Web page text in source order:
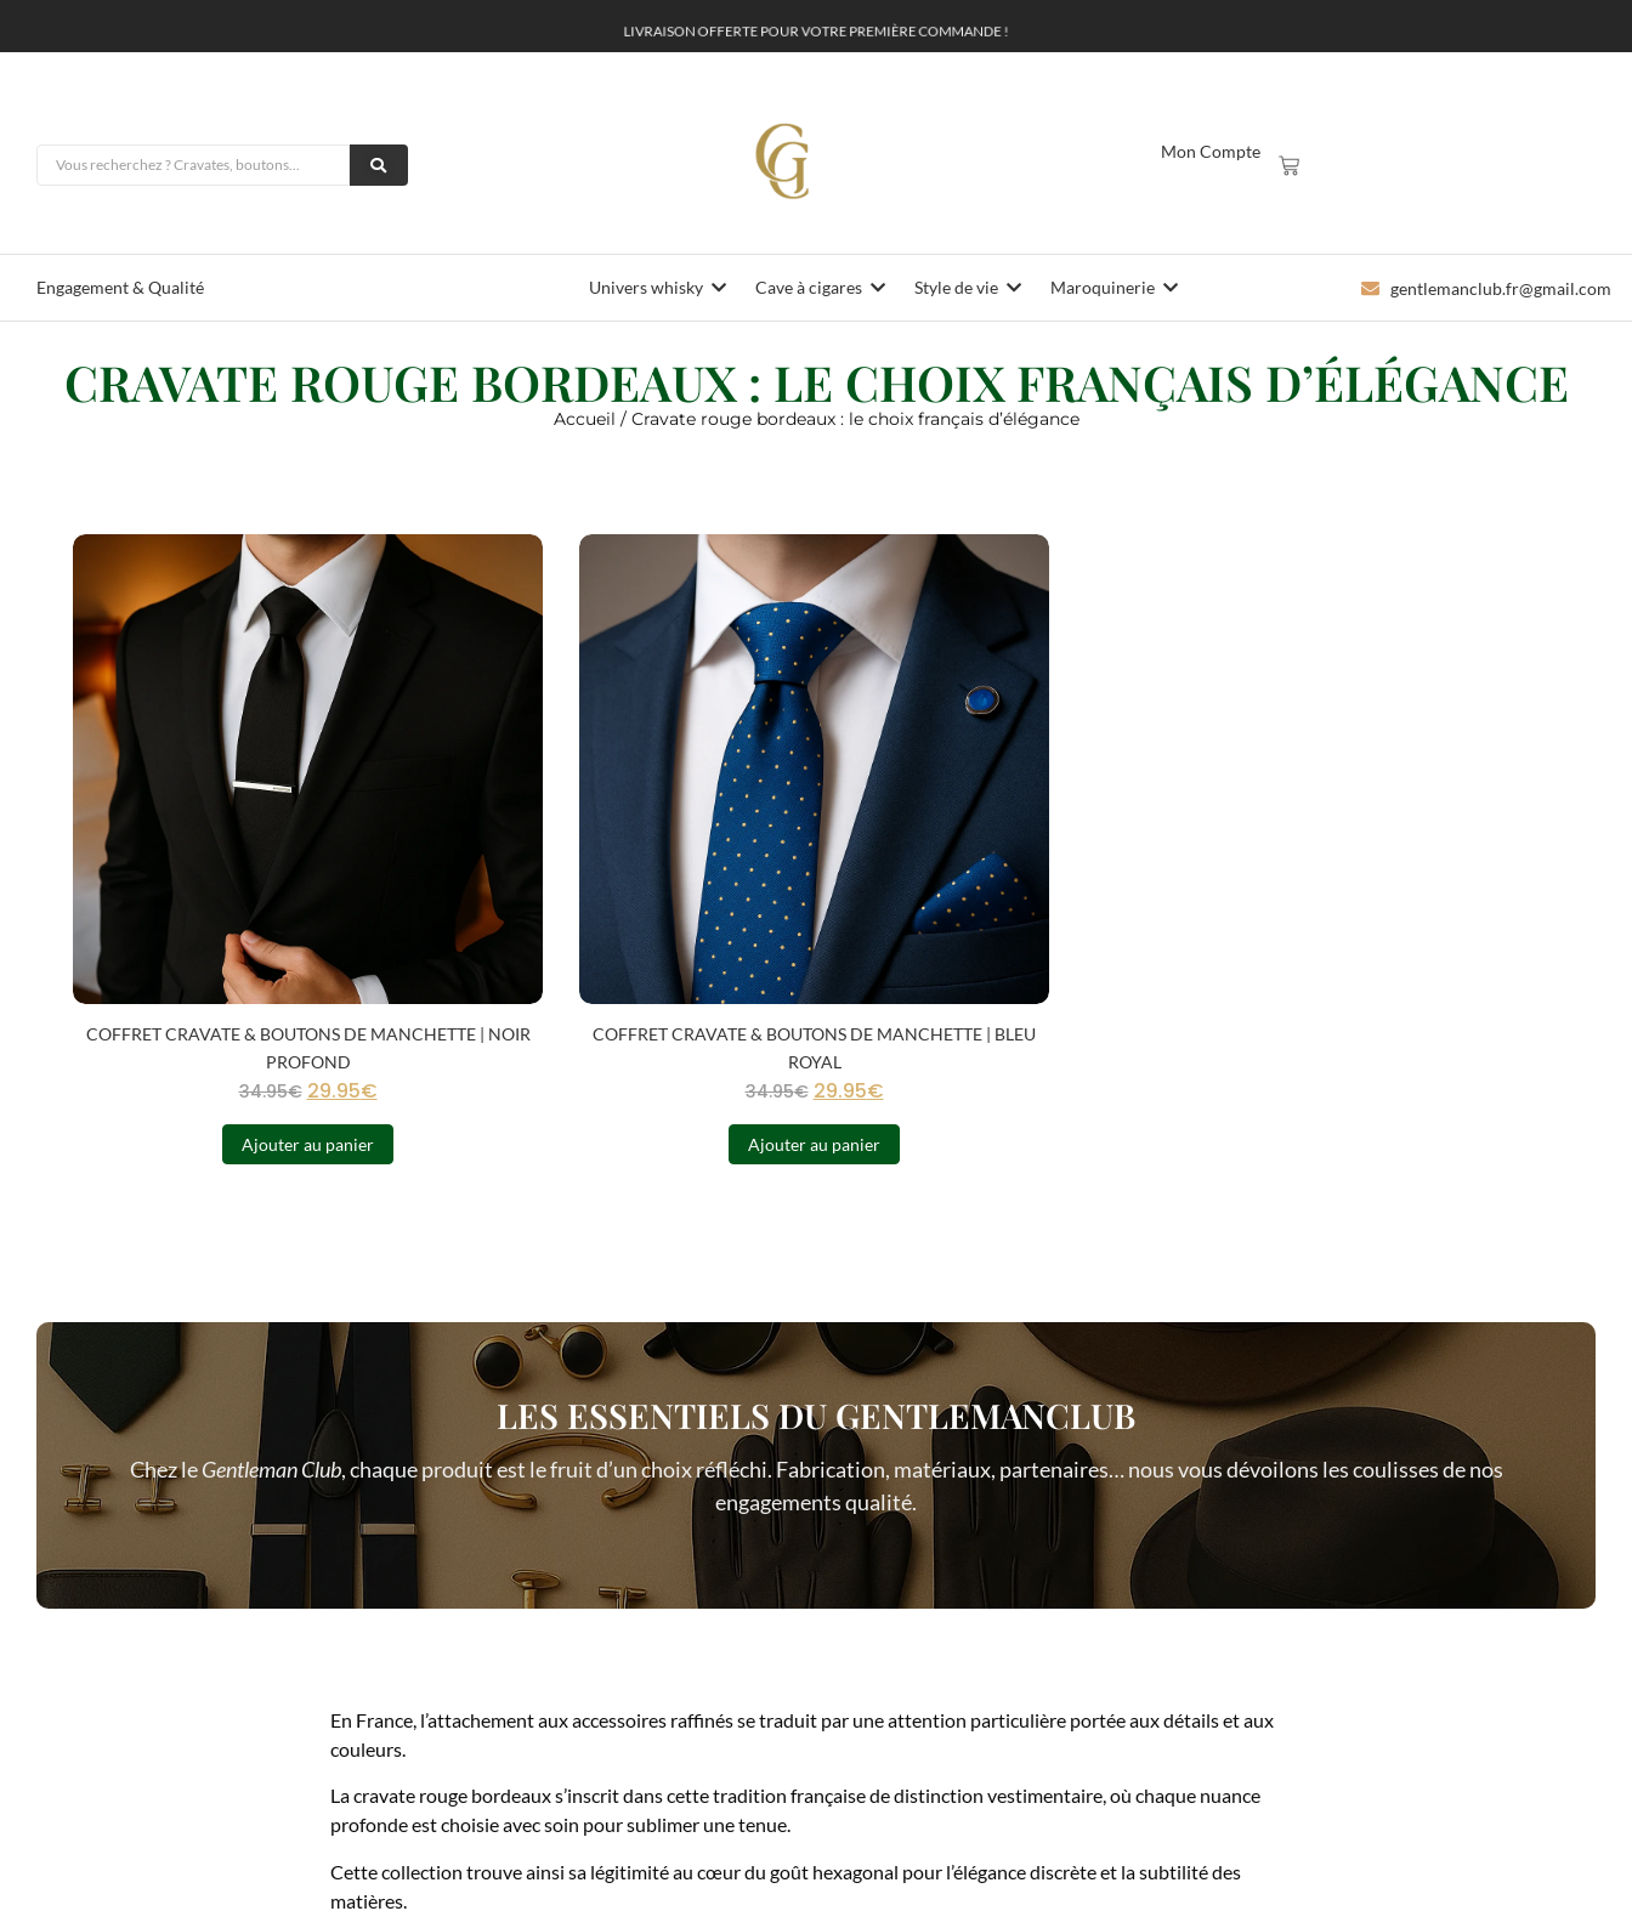
VRAISONOFFERTEPOUR VOTRE PREMIÈRECOMMANDE
Mon Compte
Engagement & Qualité Univers whisky Cave à cigares Style de vie Maroquinerie gentlemanclub.fr@gmail.com
CRAVATE ROUGE BORDEAUX : LE CHOIX FRANÇAIS D’ÉLÉGANCE
Accueil / Cravate rouge bordeaux : le choix français d’élégance
COFFRET CRAVATE & BOUTONS DE MANCHETTE | NOIR
PROFOND
34.95€ 29.95€
Ajouter au panier
COFFRET CRAVATE & BOUTONS DE MANCHETTE | BLEU
ROYAL
34.95€ 29.95€
Ajouter au panier
LES ESSENTIELS DU GENTLEMANCLUB
Chez leGentleman Club, chaque produit est le fruit d’un choix réfléchi. Fabrication, matériaux, partenaires… nous vous dévoilons les coulisses de nos
engagements qualité.
En France, l’attachement aux accessoires raffinés se traduit par une attention particulière portée aux détails et aux
couleurs.
La cravate rouge bordeaux s’inscrit dans cette tradition française de distinction vestimentaire, où chaque nuance
profonde est choisie avec soin pour sublimer une tenue.
Cette collection trouve ainsi sa légitimité au cœur du goût hexagonal pour l’élégance discrète et la subtilité des
matières.